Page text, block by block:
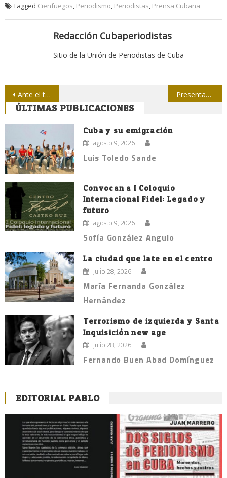
Tagged Cienfuegos, Periodismo, Periodistas, Prensa Cubana
Redacción Cubaperiodistas
Sitio de la Unión de Periodistas de Cuba
Navegación
de
entradas
Ante el tablero periodístico Presentan en Buenos Aires exposición gráfica sobre Fidel
ÚLTIMAS PUBLICACIONES
Cuba y su emigración
agosto 9, 2026
Luis Toledo Sande
Convocan a I Coloquio
Internacional Fidel: Legado y
futuro
agosto 9, 2026
Sofía González Angulo
La ciudad que late en el centro
julio 28, 2026
María Fernanda González
Hernández
Terrorismo de izquierda y Santa
Inquisición new age
julio 28, 2026
Fernando Buen Abad Domínguez
EDITORIAL PABLO